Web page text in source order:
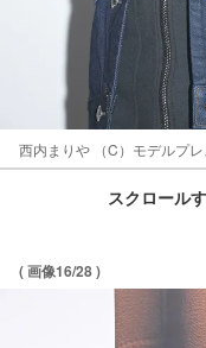
西内まりや （C）モデルプレ
スクロール
( 画像16/28 )